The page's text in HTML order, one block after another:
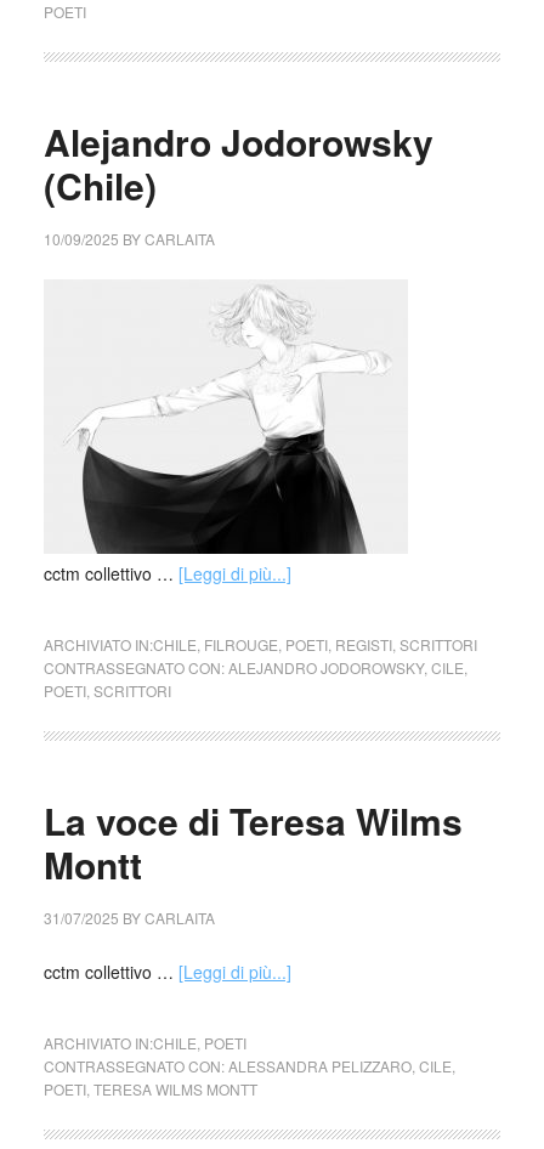
POETI
Alejandro Jodorowsky
(Chile)
10/09/2025 BYCARLAITA
cctm collettivo … [Leggi di più...]
ARCHIVIATO IN:CHILE FILROUGE POETI, REGISTI, SCRITTORI
CONTRASSEGNATO CON:ALEJANDRO JODOROWSKY, CILE
POETI, SCRITTORI
La voce di Teresa Wilms
Montt
31/07/2025 BYCARLAITA
cctm collettivo … [Leggi di più...]
ARCHIVIATO IN:CHILE POETI
CONTRASSEGNATO CON:ALESSANDRA PELIZZARO, CILE
POETI, TERESA WILMS MONTT